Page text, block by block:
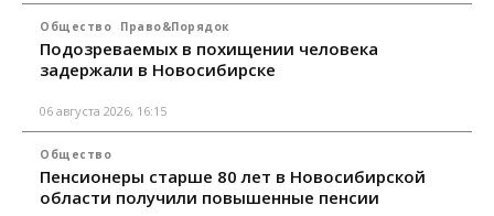
Общество Право&Порядок
Подозреваемых в похищении человека
задержали в Новосибирске
06 августа 2026, 16:15
Общество
Пенсионеры старше 80 лет в Новосибирской
области получили повышенные пенсии